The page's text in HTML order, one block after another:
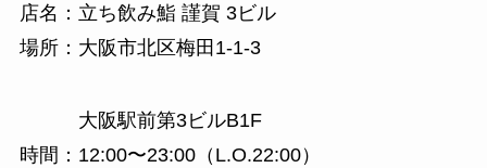
店名：立ち飲み鮨 謹賀 3ビル
場所：大阪市北区梅田1-1-3
大阪駅前第3ビルB1F
時間：12:00〜23:00（L.O.22:00）